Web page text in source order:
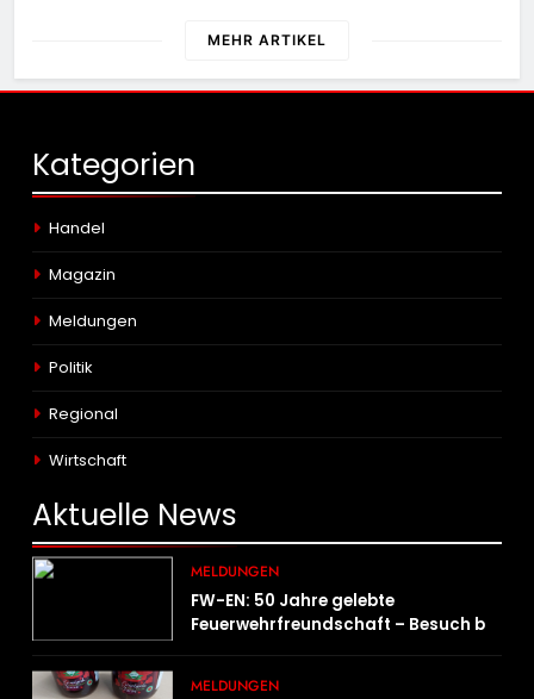
MEHR ARTIKEL
Kategorien
Handel
Magazin
Meldungen
Politik
Regional
Wirtschaft
Aktuelle News
MELDUNGEN
FW-EN: 50 Jahre gelebte
Feuerwehrfreundschaft – Besuch bei
MELDUNGEN